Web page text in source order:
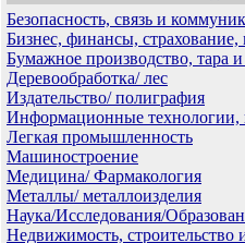
Безопасность, связь и
Бизнес, финансы, страхование,
Бумажное производство, тара и
Деревообработка/ лес
Издательство/ полиграфия
Информационные технологии,
Легкая промышленность
Машиностроение
Медицина/ Фармакология
Металлы/ металлоизделия
Наука/Исследования/
Недвижимость, строительство